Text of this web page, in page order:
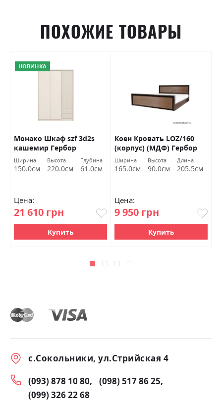
ПОХОЖИЕ ТОВАРЫ
НОВИНКА
Монако Шкаф szf 3d2s
кашемир Гербор
Ширина
150.0см
Высота
220.0см
Глубина
61.0см
Цена:
21 610 грн
Купить
Коен Кровать LOZ/160
(корпус) (МДФ) Гербор
Ширина
165.0см
Высота
90.0см
Длина
205.5см
Цена:
9 950 грн
Купить
с.Сокольники, ул.Стрийская 4
(093) 878 10 80
(098) 517 86 25
(099) 326 22 68